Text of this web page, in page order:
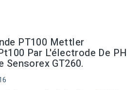
PT100 Mettler
Par L'électrode De PH
Sensorex GT260.